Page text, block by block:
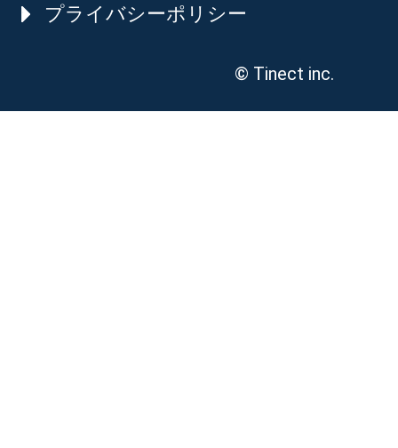
プライバシーポリシー
© Tinect inc.